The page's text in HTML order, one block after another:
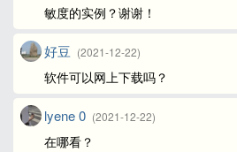
敏度的实例？谢谢！
好豆 (2021-12-22)
软件可以网上下载吗？
lyene 0 (2021-12-22)
在哪看？